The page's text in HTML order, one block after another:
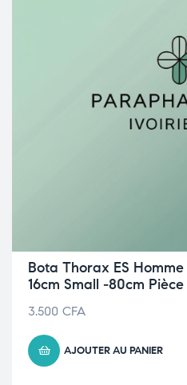
Bota Thorax ES
16cm Small -80cm Pièce
3.500 CFA
AJOUTER AU PANIER